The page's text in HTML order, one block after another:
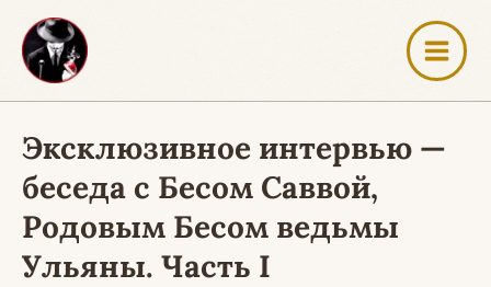
Перейти
содержимому
Эксклюзивное интервью —
беседа с Бесом Саввой,
Родовым Бесом ведьмы
Ульяны. Часть I